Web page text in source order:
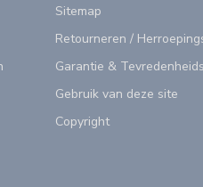
Sitemap
Retourneren /
Garantie &
Gebruik van deze site
Copyright